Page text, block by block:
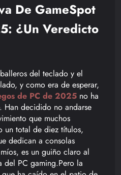
De GameSpot
¿Un Veredicto
del teclado y el
y como era de esperar,
de PC de 2025 no ha
Han decidido no andarse
que muchos
un total de diez títulos,
dedican a consolas
es un guiño claro al
del PC gaming.Pero la